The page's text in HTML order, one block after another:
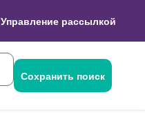
Управление рассылкой
Сохранить поиск